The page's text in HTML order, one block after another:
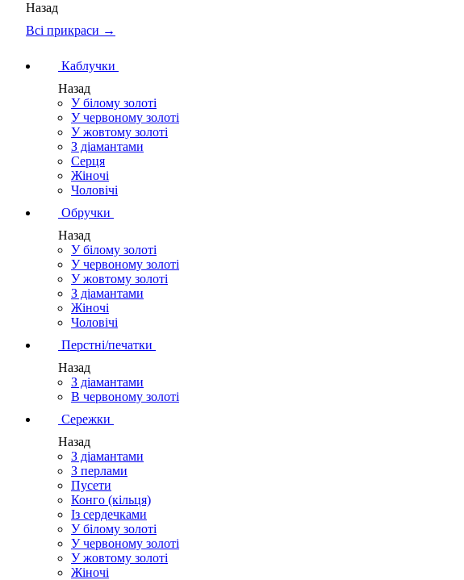
Назад
Всі прикраси →
Каблучки
Назад
У білому золоті
У червоному золоті
У жовтому золоті
З діамантами
Серця
Жіночі
Чоловічі
Обручки
Назад
У білому золоті
У червоному золоті
У жовтому золоті
З діамантами
Жіночі
Чоловічі
Перстні/печатки
Назад
З діамантами
В червоному золоті
Сережки
Назад
З діамантами
З перлами
Пусети
Конго (кільця)
Із сердечками
У білому золоті
У червоному золоті
У жовтому золоті
Жіночі